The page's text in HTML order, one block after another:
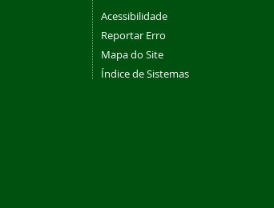
Acessibilidade
Reportar Erro
Mapa do Site
Índice de Sistemas